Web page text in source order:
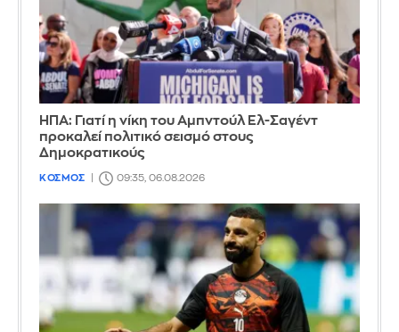
ΗΠΑ: Γιατί η νίκη του Αμπντούλ Ελ-Σαγέντ
προκαλεί πολιτικό σεισμό στους
Δημοκρατικούς
ΚΟΣΜΟΣ 09:35, 06.08.2026